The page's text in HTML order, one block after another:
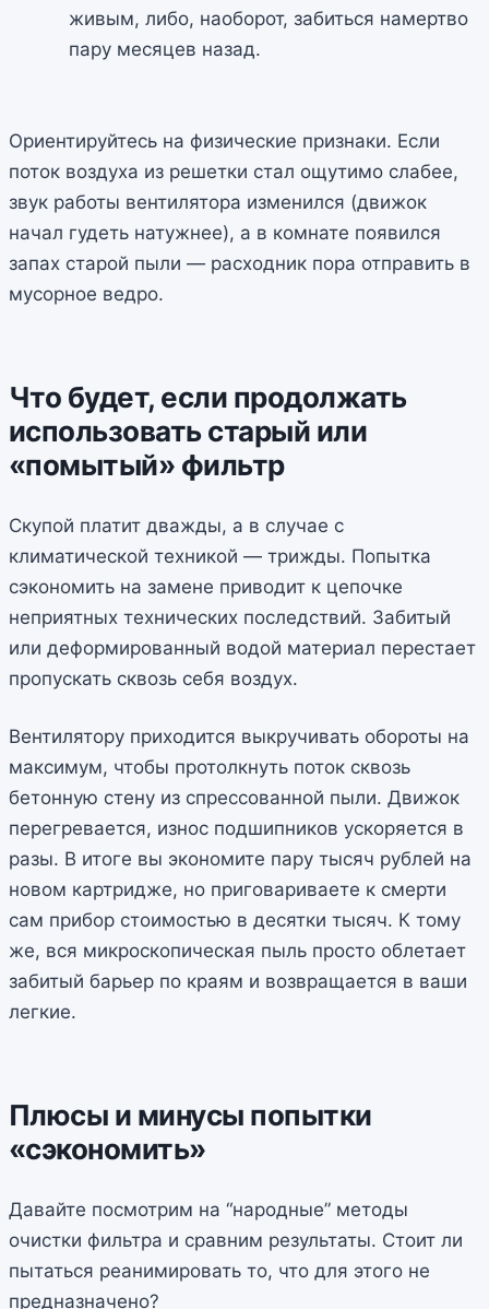
живым, либо, наоборот, забиться намертво
пару месяцев назад.
Ориентируйтесь на физические признаки. Если
поток воздуха из решетки стал ощутимо слабее,
звук работы вентилятора изменился (движок
начал гудеть натужнее), а в комнате появился
запах старой пыли — расходник пора отправить в
мусорное ведро.
Что будет, если продолжать
использовать старый или
«помытый» фильтр
Скупой платит дважды, а в случае с
климатической техникой — трижды. Попытка
сэкономить на замене приводит к цепочке
неприятных технических последствий. Забитый
или деформированный водой материал перестает
пропускать сквозь себя воздух.
Вентилятору приходится выкручивать обороты на
максимум, чтобы протолкнуть поток сквозь
бетонную стену из спрессованной пыли. Движок
перегревается, износ подшипников ускоряется в
разы. В итоге вы экономите пару тысяч рублей на
новом картридже, но приговариваете к смерти
сам прибор стоимостью в десятки тысяч. К тому
же, вся микроскопическая пыль просто облетает
забитый барьер по краям и возвращается в ваши
легкие.
Плюсы и минусы попытки
«сэкономить»
Давайте посмотрим на “народные” методы
очистки фильтра и сравним результаты. Стоит ли
пытаться реанимировать то, что для этого не
предназначено?